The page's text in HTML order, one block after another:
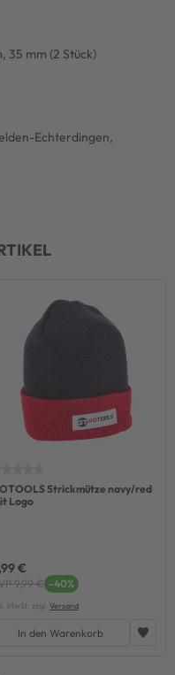
35 mm (2 Stück)
Echterdingen,
Strickmütze navy/red
Logo
€
9,99 € -40%
MwSt. zzgl. Versand
In den Warenkorb